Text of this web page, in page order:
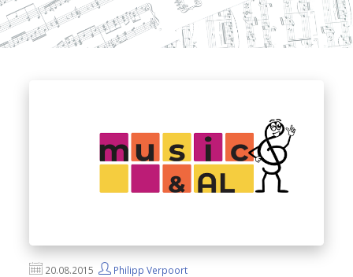
20.08.2015 Philipp Verpoort